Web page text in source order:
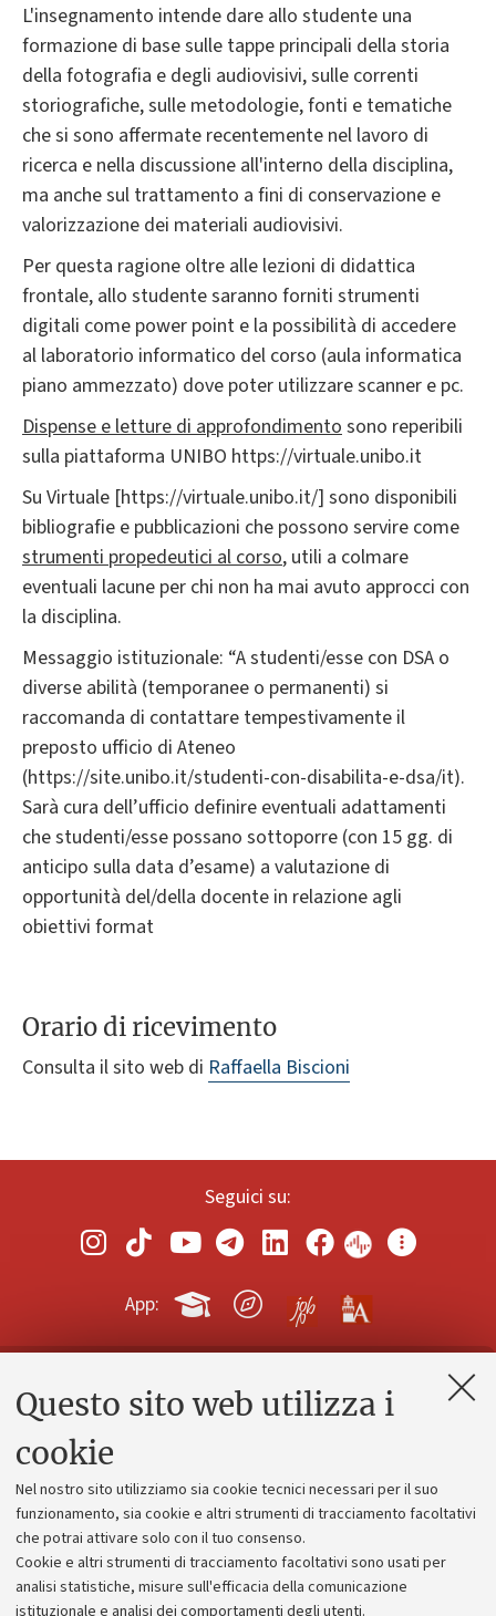
Questo sito web utilizza i
cookie
Nel nostro sito utilizziamo sia cookie tecnici necessari per il suo
funzionamento, sia cookie e altri strumenti di tracciamento facoltativi
che potrai attivare solo con il tuo consenso.
Cookie e altri strumenti di tracciamento facoltativi sono usati per
analisi statistiche, misure sull'efficacia della comunicazione
istituzionale e analisi dei comportamenti degli utenti.
L'insegnamento intende dare allo studente una
formazione di base sulle tappe principali della storia
della fotografia e degli audiovisivi, sulle correnti
storiografiche, sulle metodologie, fonti e tematiche
che si sono affermate recentemente nel lavoro di
ricerca e nella discussione all'interno della disciplina,
ma anche sul trattamento a fini di conservazione e
valorizzazione dei materiali audiovisivi.
Per questa ragione oltre alle lezioni di didattica
frontale, allo studente saranno forniti strumenti
digitali come power point e la possibilità di accedere
al laboratorio informatico del corso (aula informatica
piano ammezzato) dove poter utilizzare scanner e pc.
Dispense e letture di approfondimento sono reperibili
sulla piattaforma UNIBO https://virtuale.unibo.it
Su Virtuale [https://virtuale.unibo.it/] sono disponibili
bibliografie e pubblicazioni che possono servire come
strumenti propedeutici al corso, utili a colmare
eventuali lacune per chi non ha mai avuto approcci con
la disciplina.
Messaggio istituzionale: “A studenti/esse con DSA o
diverse abilità (temporanee o permanenti) si
raccomanda di contattare tempestivamente il
preposto ufficio di Ateneo
(https://site.unibo.it/studenti-con-disabilita-e-dsa/it).
Sarà cura dell’ufficio definire eventuali adattamenti
che studenti/esse possano sottoporre (con 15 gg. di
anticipo sulla data d’esame) a valutazione di
opportunità del/della docente in relazione agli
obiettivi format
Orario di ricevimento
Consulta il sito web di Raffaella Biscioni
Seguici su:
App:
Contatti e PEC
Alumni community
Piano strategico
Bilanci